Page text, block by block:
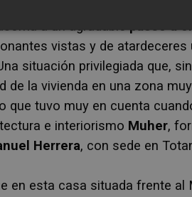
vistas y de atardeceres
situación privilegiada que,
de la vivienda en una zona
que tuvo muy en cuenta
e interiorismo Muher,
Herrera, con sede en
en esta casa situada frente al